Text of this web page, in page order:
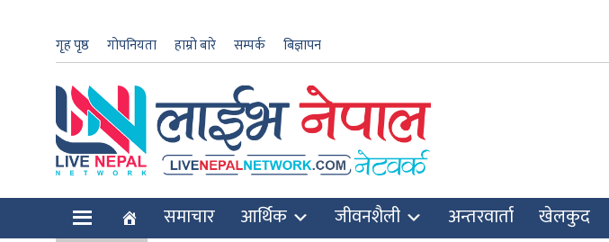
गृह पृष्ठ गोपनियता हाम्रो बारे सम्पर्क बिज्ञापन
समाचार आर्थिक जीवनशैली अन्तरवार्ता खेलकुद